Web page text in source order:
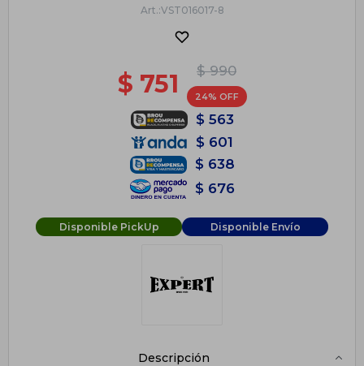
VST016017-8
$ 990
$ 751 24
$ 563
$ 601
$ 638
$ 676
Disponible PickUp Disponible Envío
Descripción